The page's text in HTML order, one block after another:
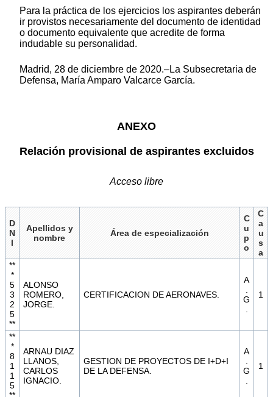
Para la práctica de los ejercicios los aspirantes deberán
ir provistos necesariamente del documento de identidad
o documento equivalente que acredite de forma
indudable su personalidad.
Madrid, 28 de diciembre de 2020.–La Subsecretaria de
Defensa, María Amparo Valcarce García.
ANEXO
Relación provisional de aspirantes excluidos
Acceso libre
D
N
I
Apellidos y
nombre
Área de especialización
C
u
p
o
C
a
u
s
a
**
*
5
3
2
5
**
ALONSO
ROMERO,
JORGE.
CERTIFICACION DE AERONAVES.
A
G
1
**
*
8
1
1
5
ARNAU DIAZ
LLANOS,
CARLOS
IGNACIO.
GESTION DE PROYECTOS DE I+D+I
DE LA DEFENSA.
A
G
1